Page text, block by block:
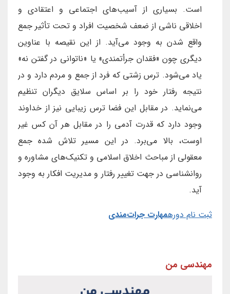
است. بسیاری از آسیب‌های اجتماعی و اعتقادی و
اخلاقی ناشی از ضعف شخصیت افراد و تحت تأثیر جمع
واقع شدن به وجود می‌آید. از این نقیصه با عناوین
دیگری چون «فقدان جرأتمندی» یا «ناتوانی در گفتن نه»
یاد می‌شود. ترس زشتی که فرد از جمع و مردم دارد و در
نتیجه رفتار خود را بر اساس سلایق دیگران تنظیم
می‌نماید. در مقابل این فضا ترس زیبایی نیز از خداوند
وجود دارد که قدرت آدمی را در مقابل هر آن کس غیر
اوست، بالا می‌برد. در این مسیر تلاش شده جمع
معقولی از مباحث اخلاق اسلامی و تکنیک‌های مشاوره و
روانشناسی در جهت تغییر رفتار و مدیریت افکار به وجود
آید.
ثبت نام دورهمهارت جرات‌مندی
مهندسی من